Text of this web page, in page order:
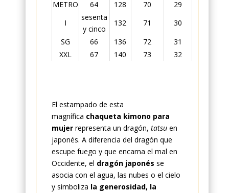
METRO 64 128 70
29
I
sesenta
y cinco
132 71
30
SG
66 136 72
31
XXL
67 140 73 32
El estampado de esta
magnífica chaqueta kimono para
mujerrepresenta un dragón, tatsuen
japonés. A diferencia del dragón que
escupe fuego y que encarna el mal en
Occidente, el dragón japonés se
asocia con el agua, las nubes o el cielo
y simboliza la generosidad, la